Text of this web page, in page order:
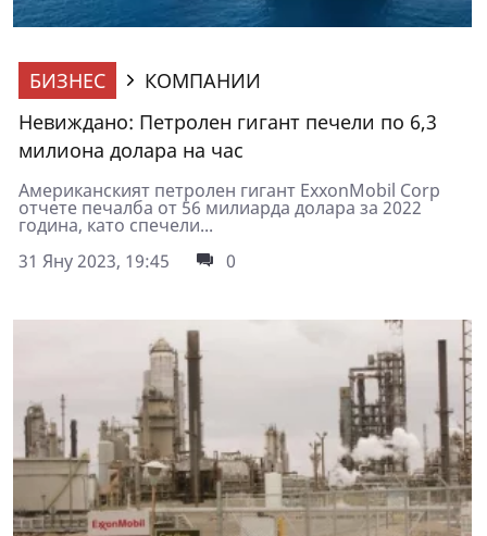
БИЗНЕС
КОМПАНИИ
Невиждано: Петролен гигант печели по 6,3
милиона долара на час
Американският петролен гигант ExxonMobil Corp
отчете печалба от 56 милиарда долара за 2022
година, като спечели...
31 Яну 2023, 19:45
0